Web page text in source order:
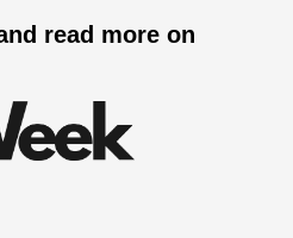
read more on